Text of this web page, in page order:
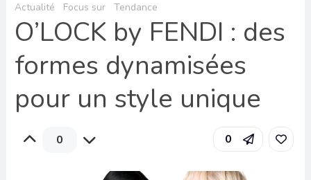
Actualité Focus sur Tendance
O’LOCK by FENDI : des
formes dynamisées
pour un style unique
0 0